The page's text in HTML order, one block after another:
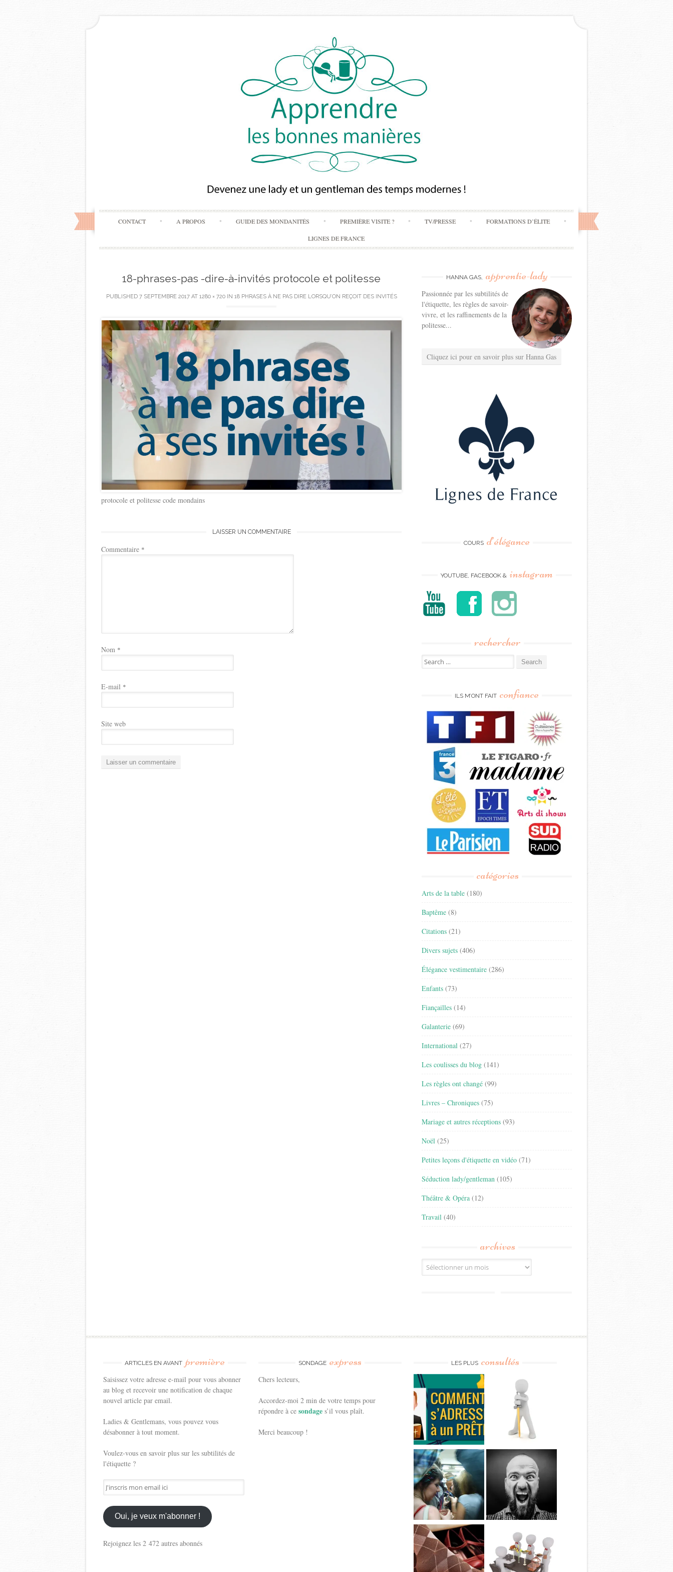
Skip
to
content
CONTACT A PROPOS GUIDE DES MONDANITÉS PREMIÈRE VISITE ? TV/PRESSE FORMATIONS D’ÉLITE
LIGNES DE FRANCE
18-phrases-pas -dire-à-invités protocole et politesse
PUBLISHED 7 SEPTEMBRE 2017AT 1280 × 720IN 18 PHRASES À NE PAS DIRE LORSQU’ON REÇOIT DES INVITÉS
protocole et politesse code mondains
LAISSER UN COMMENTAIRE
Commentaire *
Nom *
E-mail *
Site web
HANNA GAS, apprentie-lady
Passionnée par les subtilités de
l'étiquette, les règles de savoir-
vivre, et les raffinements de la
politesse...
Cliquez ici pour en savoir plus sur Hanna Gas
COURS d’élégance
YOUTUBE, FACEBOOK & instagram
rechercher
Search
for:
ILS M’ONT FAIT confiance
catégories
Arts de la table (180)
Baptême (8)
Citations (21)
Divers sujets (406)
Élégance vestimentaire (286)
Enfants (73)
Fiançailles (14)
Galanterie (69)
International (27)
Les coulisses du blog (141)
Les règles ont changé (99)
Livres – Chroniques (75)
Mariage et autres réceptions (93)
Noël (25)
Petites leçons d'étiquette en vidéo (71)
Séduction lady/gentleman (105)
Théâtre & Opéra (12)
Travail (40)
archives
Archives
ARTICLES EN AVANT première
Saisissez votre adresse e-mail pour vous abonner
au blog et recevoir une notification de chaque
nouvel article par email.
Ladies & Gentlemans, vous pouvez vous
désabonner à tout moment.
Voulez-vous en savoir plus sur les subtilités de
l'étiquette ?
J'inscris
mon
email
ici
Oui, je veux m'abonner !
Rejoignez les 2 472 autres abonnés
SONDAGE express
Chers lecteurs,
Accordez-moi 2 min de votre temps pour
répondre à cesondages’il vous plaît.
Merci beaucoup !
LES PLUS consultés